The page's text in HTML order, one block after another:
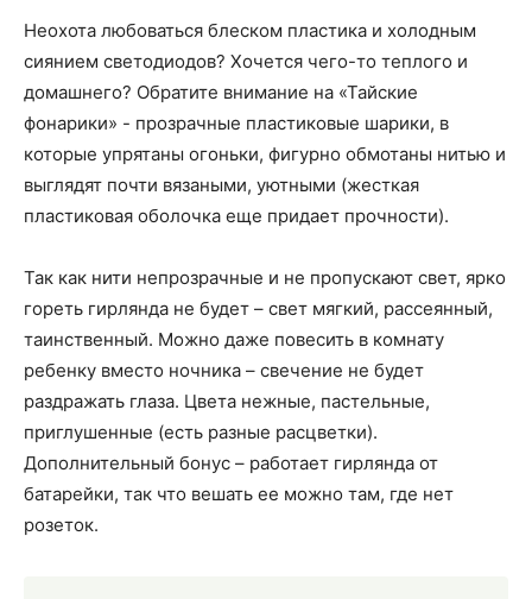
Неохота любоваться блеском пластика и холодным
сиянием светодиодов? Хочется чего-то теплого и
домашнего? Обратите внимание на «Тайские
фонарики» - прозрачные пластиковые шарики, в
которые упрятаны огоньки, фигурно обмотаны нитью и
выглядят почти вязаными, уютными (жесткая
пластиковая оболочка еще придает прочности).
Так как нити непрозрачные и не пропускают свет, ярко
гореть гирлянда не будет – свет мягкий, рассеянный,
таинственный. Можно даже повесить в комнату
ребенку вместо ночника – свечение не будет
раздражать глаза. Цвета нежные, пастельные,
приглушенные (есть разные расцветки).
Дополнительный бонус – работает гирлянда от
батарейки, так что вешать ее можно там, где нет
розеток.